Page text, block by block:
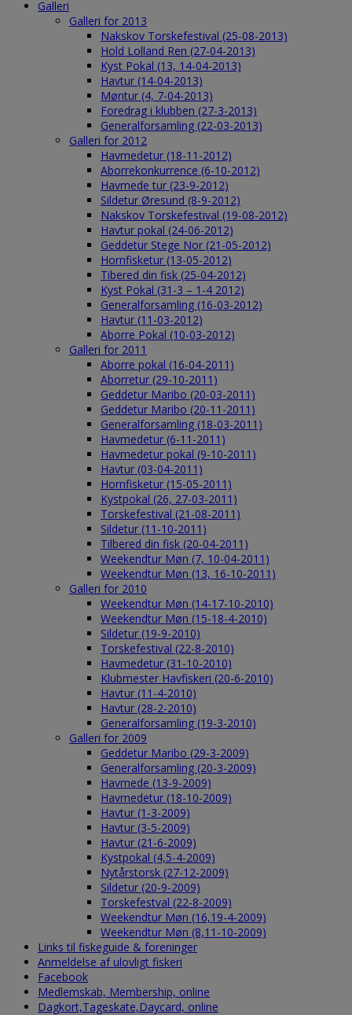
Galleri
Galleri for 2013
Nakskov Torskefestival (25-08-2013)
Hold Lolland Ren (27-04-2013)
Kyst Pokal (13, 14-04-2013)
Havtur (14-04-2013)
Møntur (4, 7-04-2013)
Foredrag i klubben (27-3-2013)
Generalforsamling (22-03-2013)
Galleri for 2012
Havmedetur (18-11-2012)
Aborrekonkurrence (6-10-2012)
Havmede tur (23-9-2012)
Sildetur Øresund (8-9-2012)
Nakskov Torskefestival (19-08-2012)
Havtur pokal (24-06-2012)
Geddetur Stege Nor (21-05-2012)
Hornfisketur (13-05-2012)
Tibered din fisk (25-04-2012)
Kyst Pokal (31-3 – 1-4 2012)
Generalforsamling (16-03-2012)
Havtur (11-03-2012)
Aborre Pokal (10-03-2012)
Galleri for 2011
Aborre pokal (16-04-2011)
Aborretur (29-10-2011)
Geddetur Maribo (20-03-2011)
Geddetur Maribo (20-11-2011)
Generalforsamling (18-03-2011)
Havmedetur (6-11-2011)
Havmedetur pokal (9-10-2011)
Havtur (03-04-2011)
Hornfisketur (15-05-2011)
Kystpokal (26, 27-03-2011)
Torskefestival (21-08-2011)
Sildetur (11-10-2011)
Tilbered din fisk (20-04-2011)
Weekendtur Møn (7, 10-04-2011)
Weekendtur Møn (13, 16-10-2011)
Galleri for 2010
Weekendtur Møn (14-17-10-2010)
Weekendtur Møn (15-18-4-2010)
Sildetur (19-9-2010)
Torskefestival (22-8-2010)
Havmedetur (31-10-2010)
Klubmester Havfiskeri (20-6-2010)
Havtur (11-4-2010)
Havtur (28-2-2010)
Generalforsamling (19-3-2010)
Galleri for 2009
Geddetur Maribo (29-3-2009)
Generalforsamling (20-3-2009)
Havmede (13-9-2009)
Havmedetur (18-10-2009)
Havtur (1-3-2009)
Havtur (3-5-2009)
Havtur (21-6-2009)
Kystpokal (4,5-4-2009)
Nytårstorsk (27-12-2009)
Sildetur (20-9-2009)
Torskefestval (22-8-2009)
Weekendtur Møn (16,19-4-2009)
Weekendtur Møn (8,11-10-2009)
Links til fiskeguide & foreninger
Anmeldelse af ulovligt fiskeri
Facebook
Medlemskab, Membership, online
Dagkort,Tageskate,Daycard, online